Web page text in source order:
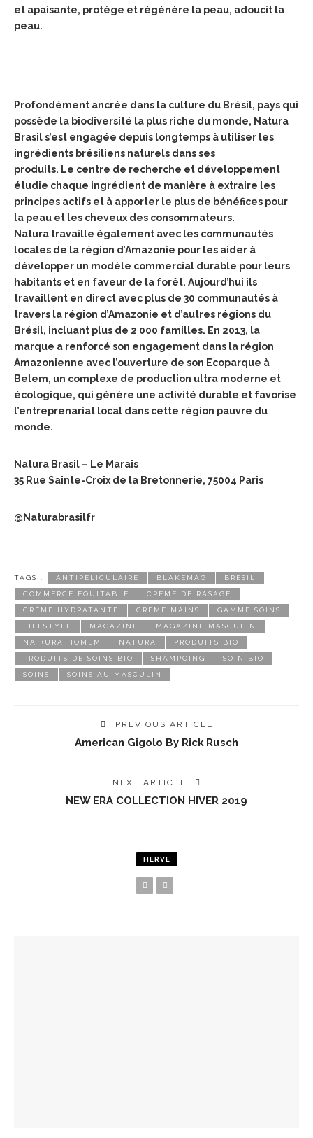
et apaisante, protège et régénère la peau, adoucit la
peau.
Profondément ancrée dans la culture du Brésil, pays qui
possède la biodiversité la plus riche du monde, Natura
Brasil s’est engagée depuis longtemps à utiliser les
ingrédients brésiliens naturels dans ses
produits. Le centre de recherche et développement
étudie chaque ingrédient de manière à extraire les
principes actifs et à apporter le plus de bénéfices pour
la peau et les cheveux des consommateurs.
Natura travaille également avec les communautés
locales de la région d’Amazonie pour les aider à
développer un modèle commercial durable pour leurs
habitants et en faveur de la forêt. Aujourd’hui ils
travaillent en direct avec plus de 30 communautés à
travers la région d’Amazonie et d’autres régions du
Brésil, incluant plus de 2 000 familles. En 2013, la
marque a renforcé son engagement dans la région
Amazonienne avec l’ouverture de son Ecoparque à
Belem, un complexe de production ultra moderne et
écologique, qui génère une activité durable et favorise
l’entreprenariat local dans cette région pauvre du
monde.
Natura Brasil – Le Marais
35 Rue Sainte-Croix de la Bretonnerie, 75004 Paris
@Naturabrasilfr
TAGS : ANTIPELICULAIRE BLAKEMAG BRESIL
COMMERCE EQUITABLE CREME DE RASAGE
CRÈME HYDRATANTE CREME MAINS GAMME SOINS
LIFESTYLE MAGAZINE MAGAZINE MASCULIN
NAT(URA HOMEM NATURA PRODUITS BIO
PRODUITS DE SOINS BIO SHAMPOING SOIN BIO
SOINS SOINS AU MASCULIN
PREVIOUS ARTICLE
American Gigolo By Rick Rusch
NEXT ARTICLE
NEW ERA COLLECTION HIVER 2019
HERVE